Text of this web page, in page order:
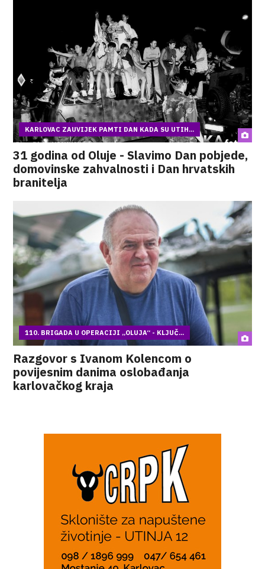
KARLOVAC ZAUVIJEK PAMTI DAN KADA SU UTIH...
31 godina od Oluje - Slavimo Dan pobjede,
domovinske zahvalnosti i Dan hrvatskih
branitelja
110. BRIGADA U OPERACIJI „OLUJA“ - KLJUČ...
Razgovor s Ivanom Kolencom o
povijesnim danima oslobađanja
karlovačkog kraja